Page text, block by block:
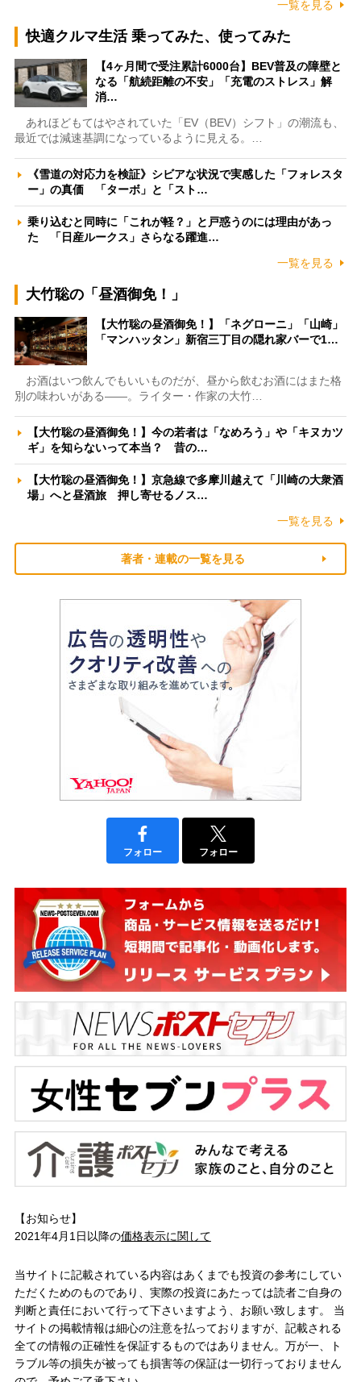
一覧を見る
快適クルマ生活 乗ってみた、使ってみた
【4ヶ月間で受注累計6000台】BEV普及の障壁と
なる「航続距離の不安」「充電のストレス」解
消…
あれほどもてはやされていた「EV（BEV）シフト」の潮流も、
最近では減速基調になっているように見える。…
《雪道の対応力を検証》シビアな状況で実感した「フォレスタ
ー」の真価 「ターボ」と「スト…
乗り込むと同時に「これが軽？」と戸惑うのには理由があっ
た 「日産ルークス」さらなる躍進…
一覧を見る
大竹聡の「昼酒御免！」
【大竹聡の昼酒御免！】「ネグローニ」「山崎」
「マンハッタン」新宿三丁目の隠れ家バーで1…
お酒はいつ飲んでもいいものだが、昼から飲むお酒にはまた格
別の味わいがある――。ライター・作家の大竹…
【大竹聡の昼酒御免！】今の若者は「なめろう」や「キヌカツ
ギ」を知らないって本当？ 昔の…
【大竹聡の昼酒御免！】京急線で多摩川越えて「川崎の大衆酒
場」へと昼酒旅 押し寄せるノス…
一覧を見る
著者・連載の一覧を見る
フォロー フォロー
【お知らせ】
2021年4月1日以降の価格表示に関して
当サイトに記載されている内容はあくまでも投資の参考にしてい
ただくためのものであり、実際の投資にあたっては読者ご自身の
判断と責任において行って下さいますよう、お願い致します。 当
サイトの掲載情報は細心の注意を払っておりますが、記載される
全ての情報の正確性を保証するものではありません。万が一、ト
ラブル等の損失が被っても損害等の保証は一切行っておりません